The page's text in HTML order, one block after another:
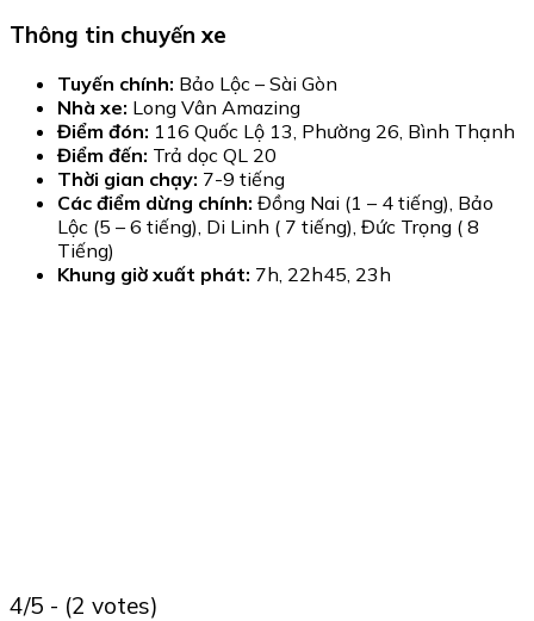
Thông tin chuyến xe
Tuyến chính: Bảo Lộc – Sài Gòn
Nhà xe: Long Vân Amazing
Điểm đón: 116 Quốc Lộ 13, Phường 26, Bình Thạnh
Điểm đến: Trả dọc QL 20
Thời gian chạy: 7-9 tiếng
Các điểm dừng chính: Đồng Nai (1 – 4 tiếng), Bảo
Lộc (5 – 6 tiếng), Di Linh ( 7 tiếng), Đức Trọng ( 8
Tiếng)
Khung giờ xuất phát: 7h, 22h45, 23h
4/5 - (2 votes)